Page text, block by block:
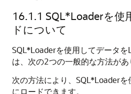
16.1.1 SQL*Loaderを使
ドについて
SQL*Loaderを使用してデータを
は、次の2つの一般的な方法があ
次の方法により、SQL*Loader
にロードできます。